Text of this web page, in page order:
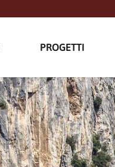
PROGETTI